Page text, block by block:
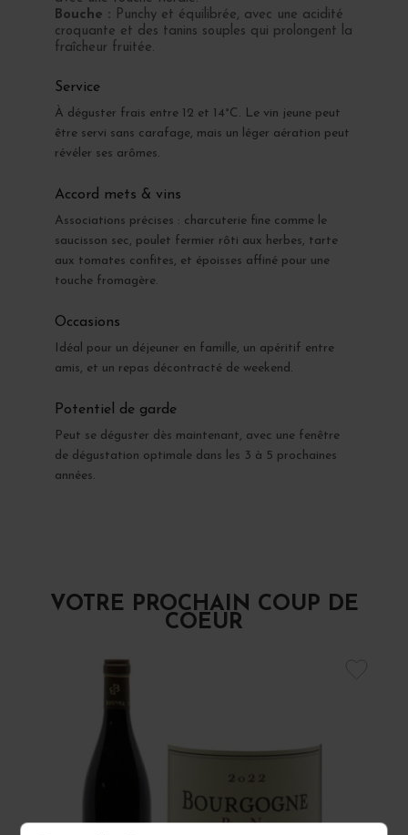
Bouche : Punchy et équilibrée, avec une acidité
croquante et des tanins souples qui prolongent la
fraîcheur fruitée.
Service
À déguster frais entre 12 et 14°C. Le vin jeune peut
être servi sans carafage, mais un léger aération peut
révéler ses arômes.
Accord mets & vins
Associations précises : charcuterie fine comme le
saucisson sec, poulet fermier rôti aux herbes, tarte
aux tomates confites, et époisses affiné pour une
touche fromagère.
Occasions
Idéal pour un déjeuner en famille, un apéritif entre
amis, et un repas décontracté de weekend.
Potentiel de garde
Peut se déguster dès maintenant, avec une fenêtre
de dégustation optimale dans les 3 à 5 prochaines
années.
VOTRE PROCHAIN COUP DE
COEUR